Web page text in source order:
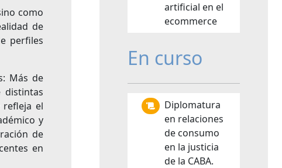
como
de
perfiles
Más de
distintas
refleja el
y
de
en
artificial en el
ecommerce
En curso
Diplomatura
en relaciones
de consumo
en la justicia
de la CABA.